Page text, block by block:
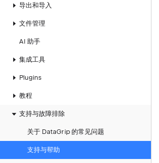
导出和导入
文件管理
AI 助手
集成工具
Plugins
教程
支持与故障排除
关于 DataGrip 的常见问题
支持与帮助